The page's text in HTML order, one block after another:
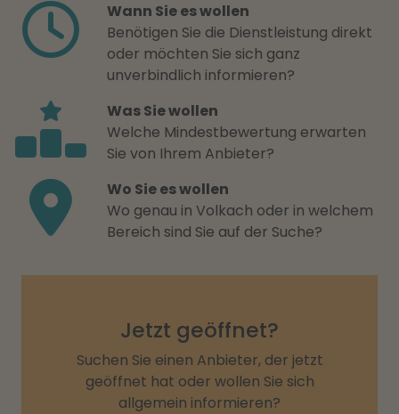
Wann Sie es wollen
Benötigen Sie die Dienstleistung direkt
oder möchten Sie sich ganz
unverbindlich informieren?
Was Sie wollen
Welche Mindestbewertung erwarten
Sie von Ihrem Anbieter?
Wo Sie es wollen
Wo genau in Volkach oder in welchem
Bereich sind Sie auf der Suche?
Jetzt geöffnet?
Suchen Sie einen Anbieter, der jetzt
geöffnet hat oder wollen Sie sich
allgemein informieren?